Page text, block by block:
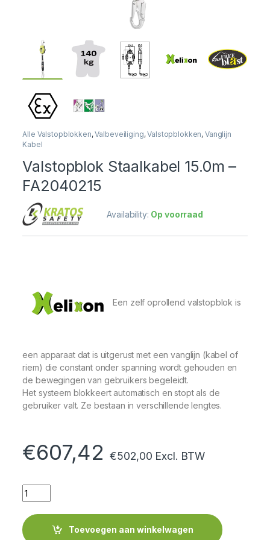
Alle Valstopblokken,Valbeveiliging,Valstopblokken,Vanglijn
Kabel
Valstopblok Staalkabel 15.0m –
FA2040215
Availability: Op voorraad
Een zelf oprollend valstopblok is
een apparaat dat is uitgerust met een vanglijn (kabel of
riem) die constant onder spanning wordt gehouden en
de bewegingen van gebruikers begeleidt.
Het systeem blokkeert automatisch en stopt als de
gebruiker valt. Ze bestaan ​​in verschillende lengtes.
€607,42 €502,00 Excl. BTW
Quantity
Toevoegen aan winkelwagen